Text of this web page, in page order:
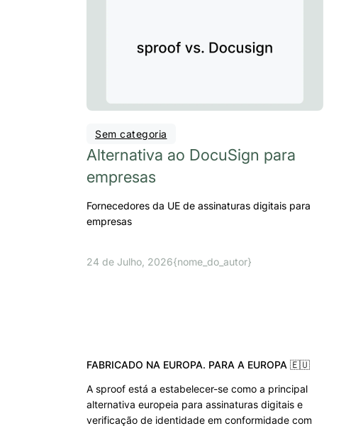
Sem categoria
Alternativa ao DocuSign para
empresas
Fornecedores da UE de assinaturas digitais para
empresas
24 de Julho, 2026{nome_do_autor}
FABRICADO NA EUROPA. PARA A EUROPA 🇪🇺
A sproof está a estabelecer-se como a principal
alternativa europeia para assinaturas digitais e
verificação de identidade em conformidade com